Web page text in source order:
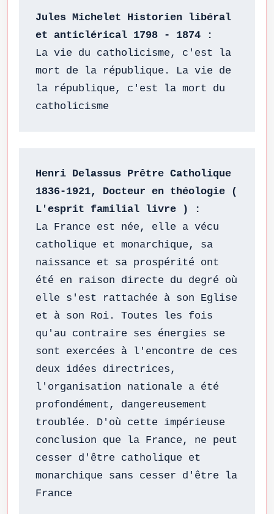
Jules Michelet Historien libéral
La vie du catholicisme, c'est la
mort de la république. La vie de
la république, c'est la mort du
catholicisme
Henri Delassus Prêtre Catholique
1836-1921, Docteur en théologie (
L'esprit familial livre ) :
La France est née, elle a vécu
catholique et monarchique, sa
naissance et sa prospérité ont
été en raison directe du degré où
elle s'est rattachée à son Eglise
et à son Roi. Toutes les fois
qu'au contraire ses énergies se
sont exercées à l'encontre de ces
deux idées directrices,
l'organisation nationale a été
profondément, dangereusement
troublée. D'où cette impérieuse
conclusion que la France, ne peut
cesser d'être catholique et
monarchique sans cesser d'être la
France